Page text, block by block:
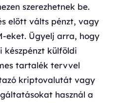
szerezhetnek be.
előtt válts pénzt, vagy
eket. Ügyelj arra, hogy
készpénzt külföldi
tartalék tervvel
kriptovalutát vagy
használ a